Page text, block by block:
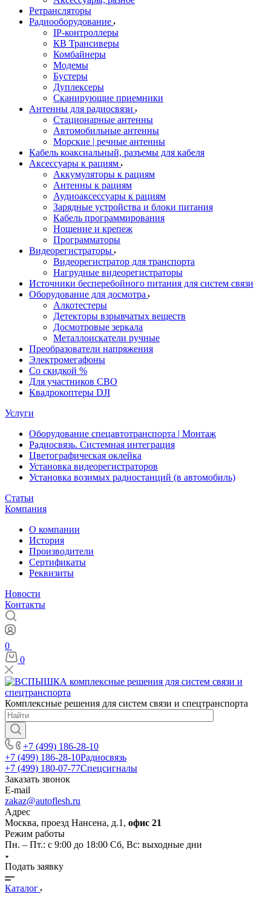
Ретрансляторы
Радиооборудование
IP-контроллеры
КВ Трансиверы
Комбайнеры
Модемы
Бустеры
Дуплексеры
Сканирующие приемники
Антенны для радиосвязи
Стационарные антенны
Автомобильные антенны
Морские | речные антенны
Кабель коаксиальный, разъемы для кабеля
Аксессуары к рациям
Аккумуляторы к рациям
Антенны к рациям
Аудиоаксессуары к рациям
Зарядные устройства и блоки питания
Кабель программирования
Ношение и крепеж
Программаторы
Видеорегистраторы
Видеорегистратор для транспорта
Нагрудные видеорегистраторы
Источники бесперебойного питания для систем связи
Оборудование для досмотра
Алкотестеры
Детекторы взрывчатых веществ
Досмотровые зеркала
Металлоискатели ручные
Преобразователи напряжения
Электромегафоны
Со скидкой %
Для участников СВО
Квадрокоптеры DJI
Услуги
Оборудование спецавтотранспорта | Монтаж
Радиосвязь. Системная интеграция
Цветографическая оклейка
Установка видеорегистраторов
Установка возимых радиостанций (в автомобиль)
Статьи
Компания
О компании
История
Производители
Сертификаты
Реквизиты
Новости
Контакты
0
0
Комплексные решения для систем связи и спецтранспорта
+7 (499) 186-28-10
+7 (499) 186-28-10Радиосвязь
+7 (499) 180-07-77Спецсигналы
Заказать звонок
E-mail
zakaz@autoflesh.ru
Адрес
Москва, проезд Нансена, д.1, офис 21
Режим работы
Пн. – Пт.: с 9:00 до 18:00 Cб, Вс: выходные дни
Подать заявку
Каталог